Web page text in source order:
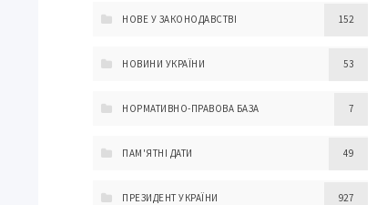
НОВЕ У ЗАКОНОДАВСТВІ 152
НОВИНИ УКРАЇНИ 53
НОРМАТИВНО-ПРАВОВА БАЗА 7
ПАМ'ЯТНІ ДАТИ 49
ПРЕЗИДЕНТ УКРАЇНИ 927